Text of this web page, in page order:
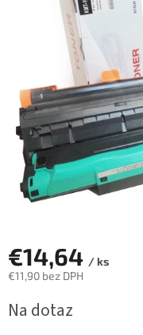
€14,64 / ks
€11,90 bez DPH
cena:
Na dotaz